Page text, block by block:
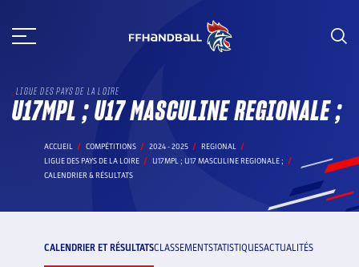
au
LIGUE DES PAYS DE LA LOIRE
U17MPL ; U17 MASCULINE REGIONALE ;
ACCUEIL COMPÉTITIONS 2024 - 2025
REGIONAL
LIGUE DES PAYS DE LA LOIRE
U17MPL ; U17 MASCULINE REGIONALE ;
CALENDRIER & RÉSULTATS
CALENDRIER ET RÉSULTATSCLASSEMENTSTATISTIQUESACTUALITÉS